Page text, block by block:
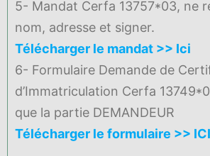
5- Mandat Cerfa 13757*03, ne
nom, adresse et signer.
Télécharger le mandat >> Ici
6- Formulaire Demande de
d’Immatriculation Cerfa
que la partie DEMANDEUR
Télécharger le formulaire >> ICI